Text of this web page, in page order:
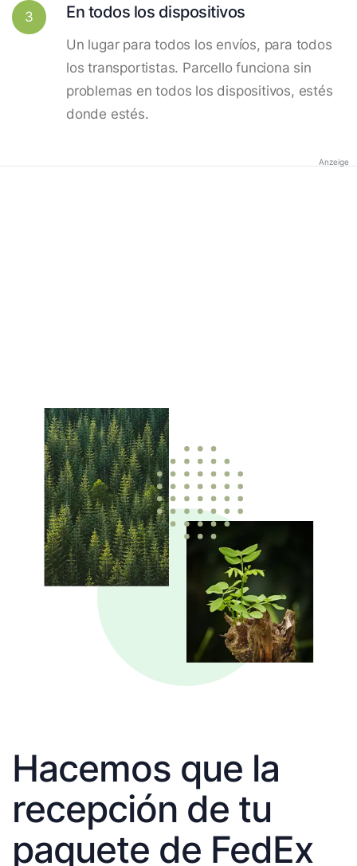
3 En todos los dispositivos
Un lugar para todos los envíos, para todos
los transportistas. Parcello funciona sin
problemas en todos los dispositivos, estés
donde estés.
Anzeige
Hacemos que la
recepción de tu
paquete de FedEx